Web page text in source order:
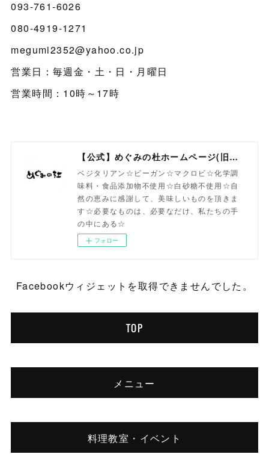
093-761-6026
080-4919-1271
megumi2352@yahoo.co.jp
営業日：毎週金・土・日・月曜日
営業時間：10時～17時
【公式】めぐみの杜ホームページ(旧自然食工房）
ベジタリアン☆ビーガン☆マクロビ☆化学調
味料・食品添加物不使用☆白砂糖不使用☆自
然の恵みに感謝して、美味しいものを頂きま
す☆必要なものは、必要なだけ、私たちの手
の中にある☆
フォロー
Facebookウィジェットを取得できませんでした。
TOP
メニュー
料理教室・イベント